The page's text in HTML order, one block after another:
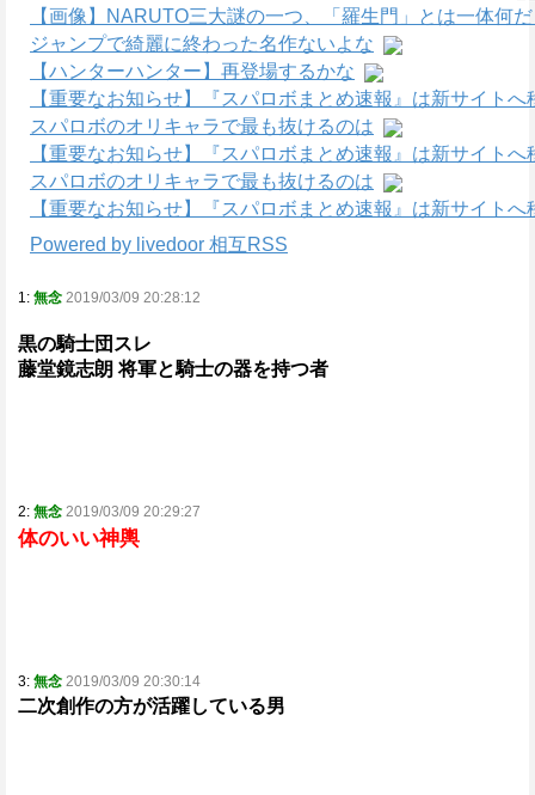
【画像】NARUTO三大謎の一つ、「羅生門」とは一体何
ジャンプで綺麗に終わった名作ないよな
【ハンターハンター】再登場するかな
【重要なお知らせ】『スパロボまとめ速報』は新サイトへ
スパロボのオリキャラで最も抜けるのは
【重要なお知らせ】『スパロボまとめ速報』は新サイトへ
スパロボのオリキャラで最も抜けるのは
【重要なお知らせ】『スパロボまとめ速報』は新サイトへ
Powered by livedoor 相互RSS
1: 無念 2019/03/09 20:28:12
黒の騎士団スレ
藤堂鏡志朗 将軍と騎士の器を持つ者
2: 無念 2019/03/09 20:29:27
体のいい神輿
3: 無念 2019/03/09 20:30:14
二次創作の方が活躍している男